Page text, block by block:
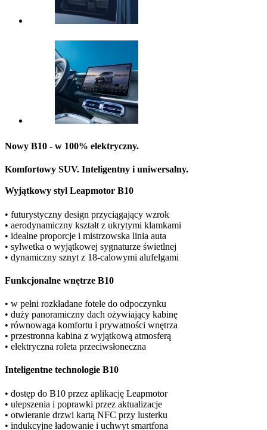
Nowy B10 - w 100% elektryczny.
Komfortowy SUV. Inteligentny i uniwersalny.
Wyjątkowy styl Leapmotor B10
• futurystyczny design przyciągający wzrok
• aerodynamiczny kształt z ukrytymi klamkami
• idealne proporcje i mistrzowska linia auta
• sylwetka o wyjątkowej sygnaturze świetlnej
• dynamiczny sznyt z 18-calowymi alufelgami
Funkcjonalne wnętrze B10
• w pełni rozkładane fotele do odpoczynku
• duży panoramiczny dach ożywiający kabinę
• równowaga komfortu i prywatności wnętrza
• przestronna kabina z wyjątkową atmosferą
• elektryczna roleta przeciwsłoneczna
Inteligentne technologie B10
• dostęp do B10 przez aplikację Leapmotor
• ulepszenia i poprawki przez aktualizacje
• otwieranie drzwi kartą NFC przy lusterku
• indukcyjne ładowanie i uchwyt smartfona